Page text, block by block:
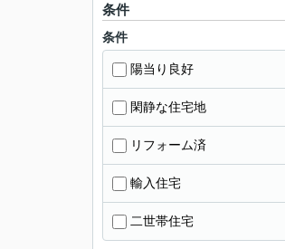
条件
条件
陽当り良好
閑静な住宅地
リフォーム済
輸入住宅
二世帯住宅